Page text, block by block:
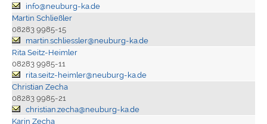
info@neuburg-ka.de
Martin Schließler
08283 9985-15
martin.schliessler@neuburg-ka.de
Rita Seitz-Heimler
08283 9985-11
rita.seitz-heimler@neuburg-ka.de
Christian Zecha
08283 9985-21
christian.zecha@neuburg-ka.de
Karin Zecha